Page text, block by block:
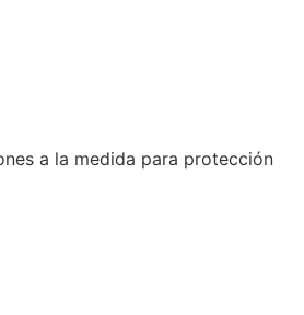
a la medida para protección